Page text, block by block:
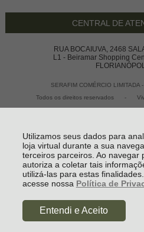
Utilizamos seus dados para
loja virtual durante a sua
terceiros parceiros. Ao navegar
autoriza a coletar tais
utilizá-las para estas
acesse nossa Política de
Entendi e Aceito
CENTRAL DE
RUA BOCAIUVA, 2468
L1 - Beiramar Shopping
SERAFIM COMÉRCIO
Todos os direitos reservados
-
R$ 208,05
à vista no boleto ou pix